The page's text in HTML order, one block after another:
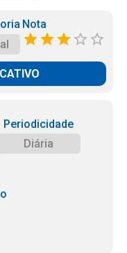
Nota
Periodicidade
Diária